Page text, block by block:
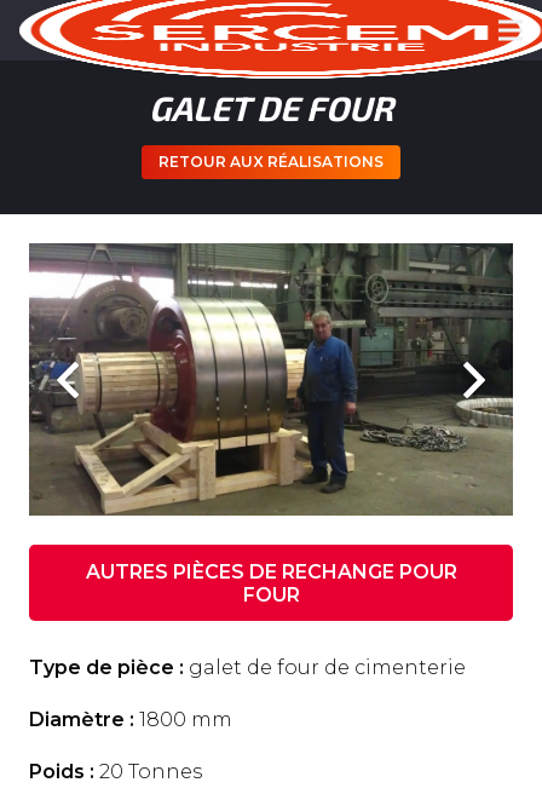
GALET DE FOUR
RETOUR AUX RÉALISATIONS
AUTRES PIÈCES DE RECHANGE POUR
FOUR
Type de pièce : galet de four de cimenterie
Diamètre : 1800 mm
Poids : 20 Tonnes